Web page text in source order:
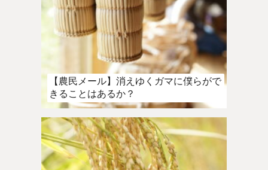
【農民メール】消えゆくガマに僕らがで
きることはあるか？